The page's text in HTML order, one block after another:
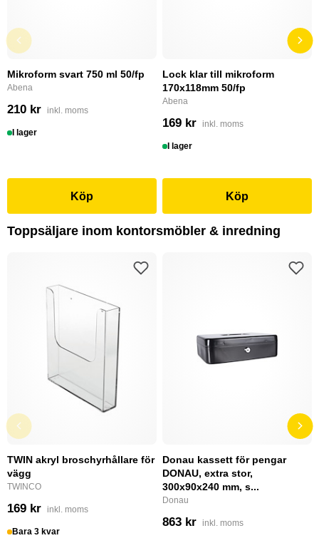
Mikroform svart 750 ml 50/fp
Abena
210 kr inkl. moms
I lager
Köp
Lock klar till mikroform
170x118mm 50/fp
Abena
169 kr inkl. moms
I lager
Köp
Toppsäljare inom kontorsmöbler & inredning
TWIN akryl broschyrhållare för
vägg
TWINCO
169 kr inkl. moms
Bara 3 kvar
Donau kassett för pengar
DONAU, extra stor,
300x90x240 mm, s...
Donau
863 kr inkl. moms